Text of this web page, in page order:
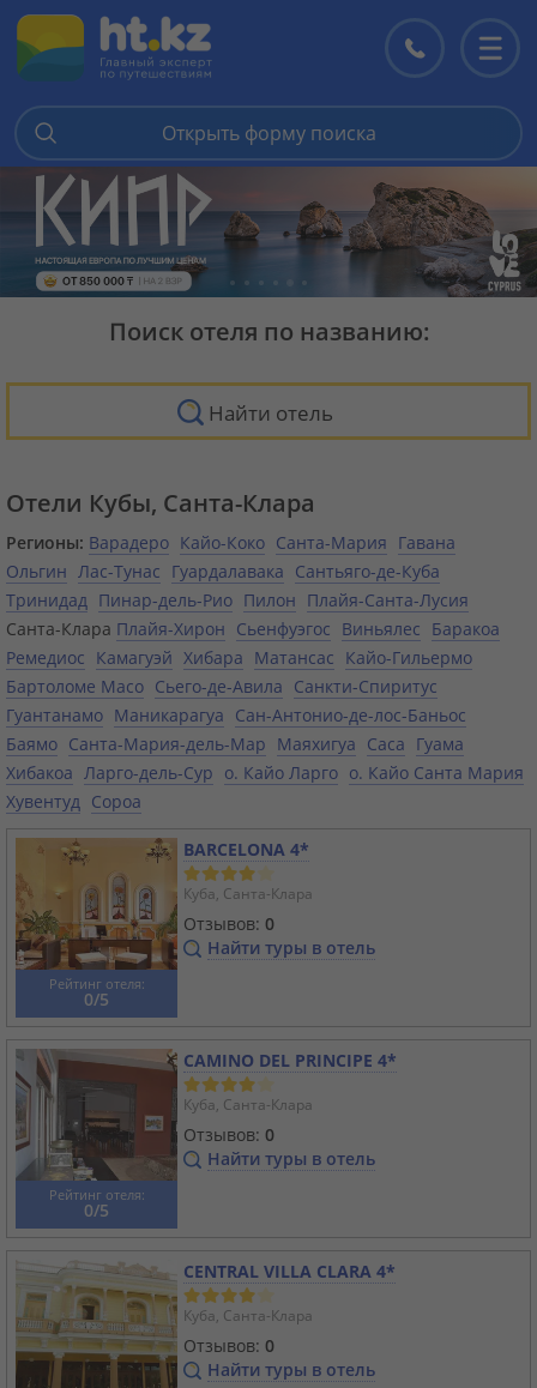
Контакты
Открыть форму поиска
Поиск отеля по названию:
Найти отель
Отели Кубы, Санта-Клара
Регионы: Варадеро Кайо-Коко Санта-Мария Гавана
Ольгин Лас-Тунас Гуардалавака Сантьяго-де-Куба
Тринидад Пинар-дель-Рио Пилон Плайя-Санта-Лусия
Санта-Клара Плайя-Хирон Сьенфуэгос Виньялес Баракоа
Ремедиос Камагуэй Хибара Матансас Кайо-Гильермо
Бартоломе Масо Сьего-де-Авила Санкти-Спиритус
Гуантанамо Маникарагуа Сан-Антонио-де-лос-Баньос
Баямо Санта-Мария-дель-Мар Маяхигуа Саса Гуама
Хибакоа Ларго-дель-Сур о. Кайо Ларго о. Кайо Санта Мария
Хувентуд Сороа
Рейтинг отеля:
0/5
BARCELONA 4*
Куба, Санта-Клара
Отзывов: 0
Найти туры в отель
Рейтинг отеля:
0/5
CAMINO DEL PRINCIPE 4*
Куба, Санта-Клара
Отзывов: 0
Найти туры в отель
CENTRAL VILLA CLARA 4*
Куба, Санта-Клара
Отзывов: 0
Найти туры в отель